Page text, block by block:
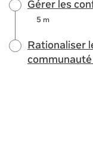
Gérer les
5 m
Rationaliser
communauté